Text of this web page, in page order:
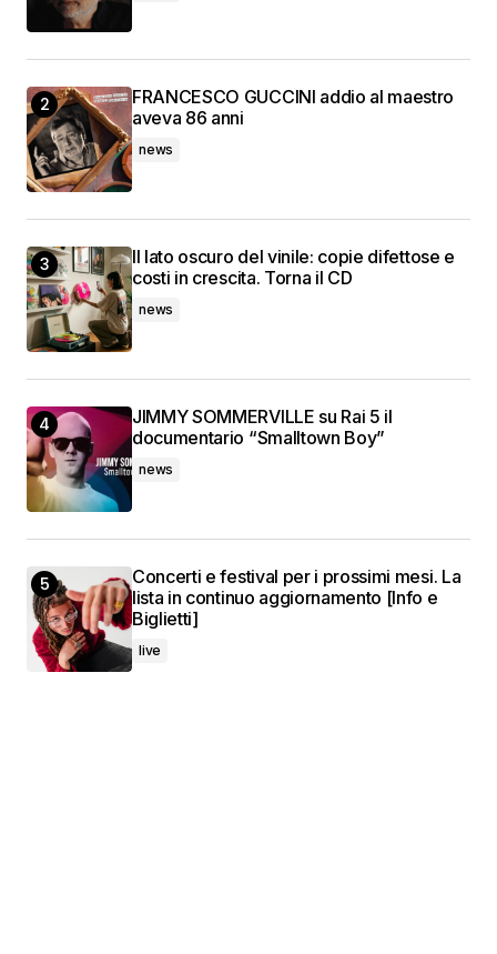
FRANCESCO GUCCINI addio al maestro
aveva 86 anni
news
Il lato oscuro del vinile: copie difettose e
costi in crescita. Torna il CD
news
JIMMY SOMMERVILLE su Rai 5 il
documentario “Smalltown Boy”
news
Concerti e festival per i prossimi mesi. La
lista in continuo aggiornamento [Info e
Biglietti]
live